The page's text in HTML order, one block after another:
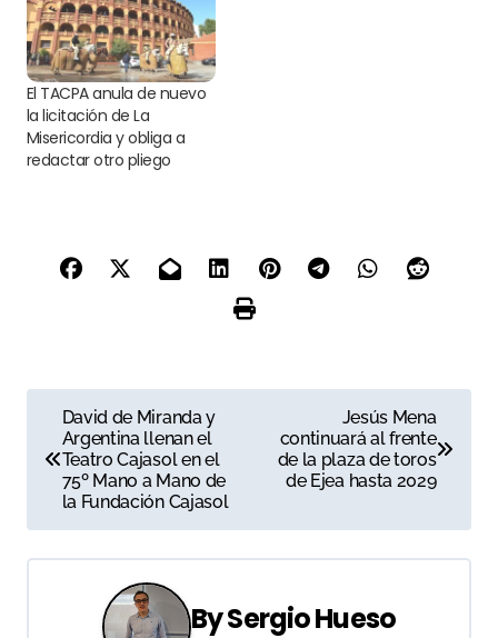
El TACPA anula de nuevo
la licitación de La
Misericordia y obliga a
redactar otro pliego
a
e
David de Miranda y
Argentina llenan el
Teatro Cajasol en el
75º Mano a Mano de
la Fundación Cajasol
Jesús Mena
continuará al frente
de la plaza de toros
de Ejea hasta 2029
BySergio Hueso